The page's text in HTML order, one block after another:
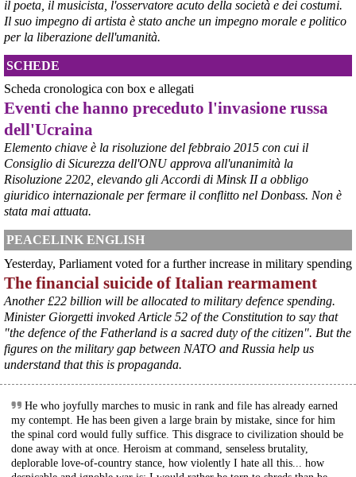
@peacelink - 6/8/2026 21:45
borsaitaliana.it/borsa/notizie
Si sta ragionando su un piano B per Taranto dopo la chiusura
dell’area a caldo dell’ILVA?
@peacelink - 6/8/2026 21:41
cronachetarantine.it/index.php
il Governo ha manifestato l’intenzione di predisporre un
provvedimento straordinario per attenuare le conseguenze
economiche e sociali della prevista fermata dell’area a caldo e ha
chiesto alle rappresentanze del territorio di formulare proposte
concrete per definirne i contenuti. Casartigiani valuta positivamente
questa disponibilità.
#ILVA #Taranto
il poeta, il musicista, l'osservatore acuto della società e dei costumi.
Il suo impegno di artista è stato anche un impegno morale e politico
per la liberazione dell'umanità.
SCHEDE
Scheda cronologica con box e allegati
Eventi che hanno preceduto l'invasione russa
dell'Ucraina
Elemento chiave è la risoluzione del febbraio 2015 con cui il
Consiglio di Sicurezza dell'ONU approva all'unanimità la
Risoluzione 2202, elevando gli Accordi di Minsk II a obbligo
giuridico internazionale per fermare il conflitto nel Donbass. Non è
stata mai attuata.
PEACELINK ENGLISH
Yesterday, Parliament voted for a further increase in military spending
The financial suicide of Italian rearmament
Another £22 billion will be allocated to military defence spending.
Minister Giorgetti invoked Article 52 of the Constitution to say that
"the defence of the Fatherland is a sacred duty of the citizen". But the
figures on the military gap between NATO and Russia help us
understand that this is propaganda.
He who joyfully marches to music in rank and file has already earned
my contempt. He has been given a large brain by mistake, since for him
the spinal cord would fully suffice. This disgrace to civilization should be
done away with at once. Heroism at command, senseless brutality,
deplorable love-of-country stance, how violently I hate all this... how